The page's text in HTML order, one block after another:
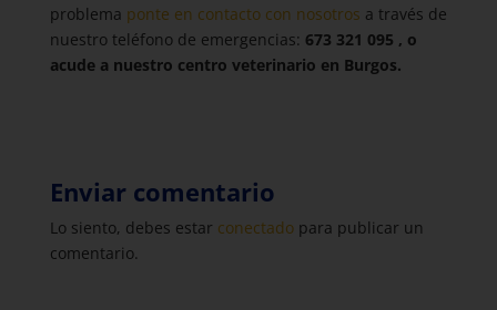
problema ponte en contacto con nosotros a través de
nuestro teléfono de emergencias: 673 321 095 , o
acude a nuestro centro veterinario en Burgos.
Enviar comentario
Lo siento, debes estar conectadopara publicar un
comentario.